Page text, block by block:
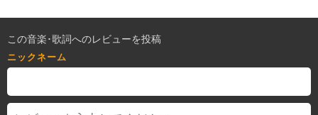
この音楽･歌詞へのレビューを投稿
ニックネーム